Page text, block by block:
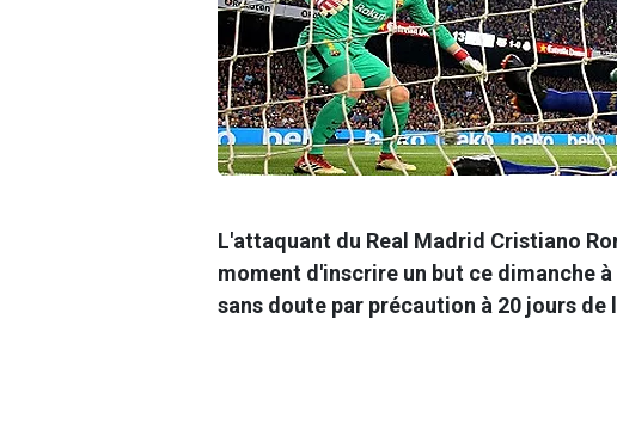
L'attaquant du Real Madrid Cristiano
moment d'inscrire un but ce dimanche
sans doute par précaution à 20 jours de